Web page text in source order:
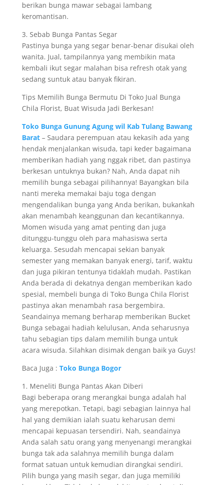
berikan bunga mawar sebagai lambang
keromantisan.
3. Sebab Bunga Pantas Segar
Pastinya bunga yang segar benar-benar disukai oleh
wanita. Jual, tampilannya yang membikin mata
kembali ikut segar malahan bisa refresh otak yang
sedang suntuk atau banyak fikiran.
Tips Memilih Bunga Bermutu Di Toko Jual Bunga
Chila Florist, Buat Wisuda Jadi Berkesan!
Toko Bunga Gunung Agung wil Kab Tulang Bawang
Barat– Saudara perempuan atau kekasih ada yang
hendak menjalankan wisuda, tapi keder bagaimana
memberikan hadiah yang nggak ribet, dan pastinya
berkesan untuknya bukan? Nah, Anda dapat nih
memilih bunga sebagai pilihannya! Bayangkan bila
nanti mereka memakai baju toga dengan
mengendalikan bunga yang Anda berikan, bukankah
akan menambah keanggunan dan kecantikannya.
Momen wisuda yang amat penting dan juga
ditunggu-tunggu oleh para mahasiswa serta
keluarga. Sesudah mencapai sekian banyak
semester yang memakan banyak energi, tarif, waktu
dan juga pikiran tentunya tidaklah mudah. Pastikan
Anda berada di dekatnya dengan memberikan kado
spesial, membeli bunga di Toko Bunga Chila Florist
pastinya akan menambah rasa bergembira.
Seandainya memang berharap memberikan Bucket
Bunga sebagai hadiah kelulusan, Anda seharusnya
tahu sebagian tips dalam memilih bunga untuk
acara wisuda. Silahkan disimak dengan baik ya Guys!
Baca Juga : Toko Bunga Bogor
1. Meneliti Bunga Pantas Akan Diberi
Bagi beberapa orang merangkai bunga adalah hal
yang merepotkan. Tetapi, bagi sebagian lainnya hal
hal yang demikian ialah suatu keharusan demi
mencapai kepuasan tersendiri. Nah, seandainya
Anda salah satu orang yang menyenangi merangkai
bunga tak ada salahnya memilih bunga dalam
format satuan untuk kemudian dirangkai sendiri.
Pilih bunga yang masih segar, dan juga memiliki